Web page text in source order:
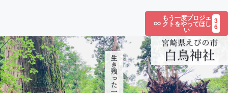
もう一度プロジェ
クトをやってほし
い
3
6